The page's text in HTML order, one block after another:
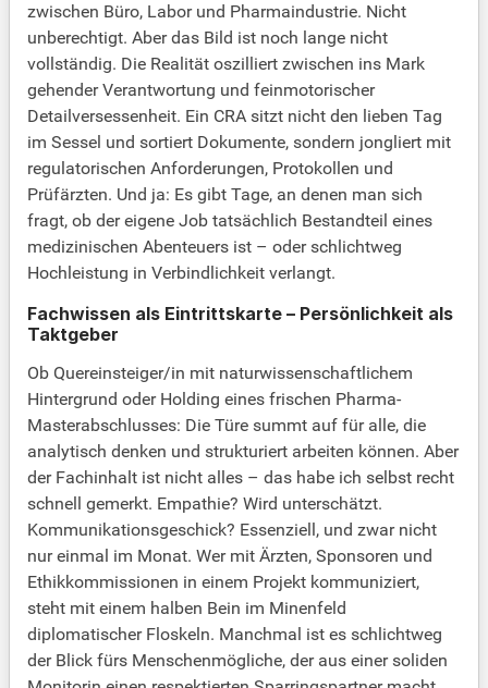
zwischen Büro, Labor und Pharmaindustrie. Nicht
unberechtigt. Aber das Bild ist noch lange nicht
vollständig. Die Realität oszilliert zwischen ins Mark
gehender Verantwortung und feinmotorischer
Detailversessenheit. Ein CRA sitzt nicht den lieben Tag
im Sessel und sortiert Dokumente, sondern jongliert mit
regulatorischen Anforderungen, Protokollen und
Prüfärzten. Und ja: Es gibt Tage, an denen man sich
fragt, ob der eigene Job tatsächlich Bestandteil eines
medizinischen Abenteuers ist – oder schlichtweg
Hochleistung in Verbindlichkeit verlangt.
Fachwissen als Eintrittskarte – Persönlichkeit als
Taktgeber
Ob Quereinsteiger/in mit naturwissenschaftlichem
Hintergrund oder Holding eines frischen Pharma-
Masterabschlusses: Die Türe summt auf für alle, die
analytisch denken und strukturiert arbeiten können. Aber
der Fachinhalt ist nicht alles – das habe ich selbst recht
schnell gemerkt. Empathie? Wird unterschätzt.
Kommunikationsgeschick? Essenziell, und zwar nicht
nur einmal im Monat. Wer mit Ärzten, Sponsoren und
Ethikkommissionen in einem Projekt kommuniziert,
steht mit einem halben Bein im Minenfeld
diplomatischer Floskeln. Manchmal ist es schlichtweg
der Blick fürs Menschenmögliche, der aus einer soliden